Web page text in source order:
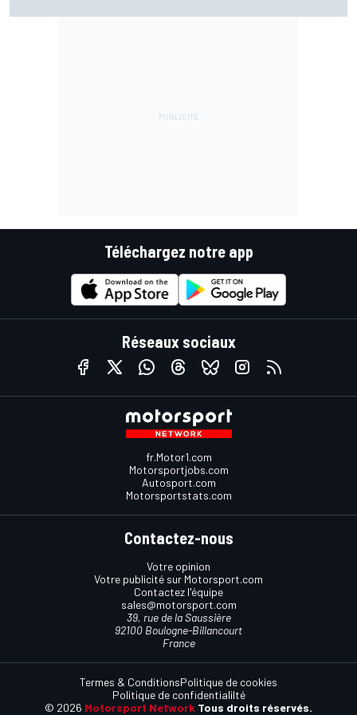
Téléchargez notre app
Réseaux sociaux
fr.Motor1.com
Motorsportjobs.com
Autosport.com
Motorsportstats.com
Contactez-nous
Votre opinion
Votre publicité sur Motorsport.com
Contactez l'équipe
sales@motorsport.com
39, rue de la Saussière
92100 Boulogne-Billancourt
France
© 2026 Motorsport Network Tous droits réservés.
Termes & ConditionsPolitique de cookies
Politique de confidentialilté